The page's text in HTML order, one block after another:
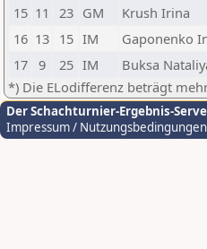
15 11 23 GM Krush Irina
16 13 15 IM Gaponenko
17
9 25 IM Buksa
*) Die ELodifferenz beträgt
Der Schachturnier-Ergebnis-
Impressum / Nutzungsbedingungen